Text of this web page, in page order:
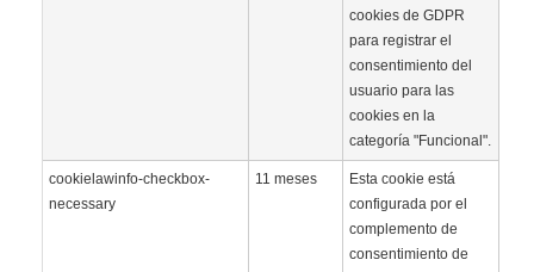
cookies de GDPR
para registrar el
consentimiento del
usuario para las
cookies en la
categoría "Funcional".
cookielawinfo-checkbox-
necessary
11 meses
Esta cookie está
configurada por el
complemento de
consentimiento de